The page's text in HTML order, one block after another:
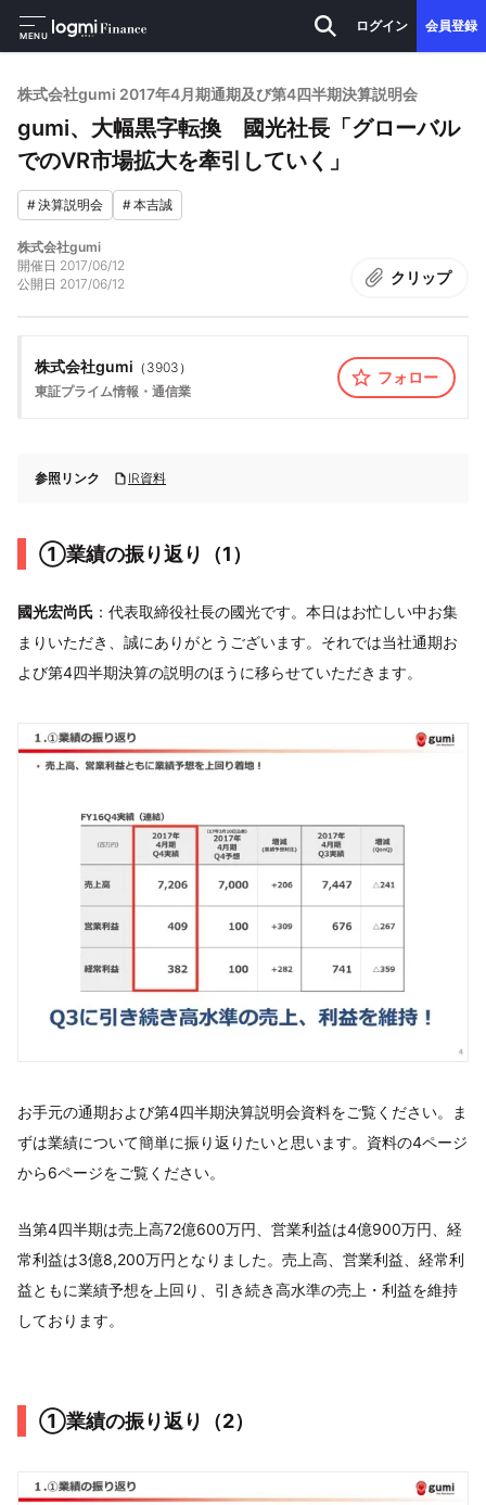
MENU
ログイン 会員登録
株式会社gumi 2017年4月期通期及び第4四半期決算説明会
gumi、大幅黒字転換 國光社長「グローバル
でのVR市場拡大を牽引していく」
#決算説明会 #本吉誠
株式会社gumi
開催日 2017/06/12
公開日 2017/06/12 クリップ
株式会社gumi （ 3903 ）
東証プライム情報・通信業
フォロー
参照リンク IR資料
①業績の振り返り（1）
國光宏尚氏 ：代表取締役社長の國光です。本日はお忙しい中お集
まりいただき、誠にありがとうございます。それでは当社通期お
よび第4四半期決算の説明のほうに移らせていただきます。
お手元の通期および第4四半期決算説明会資料をご覧ください。ま
ずは業績について簡単に振り返りたいと思います。資料の4ページ
から6ページをご覧ください。
当第4四半期は売上高72億600万円、営業利益は4億900万円、経
常利益は3億8,200万円となりました。売上高、営業利益、経常利
益ともに業績予想を上回り、引き続き高水準の売上・利益を維持
しております。
①業績の振り返り（2）